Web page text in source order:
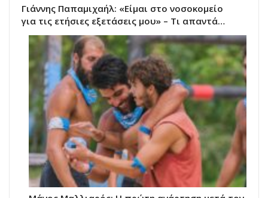
Γιάννης Παπαμιχαήλ: «Είμαι στο νοσοκομείο
για τις ετήσιες εξετάσεις μου» – Τι απαντά…